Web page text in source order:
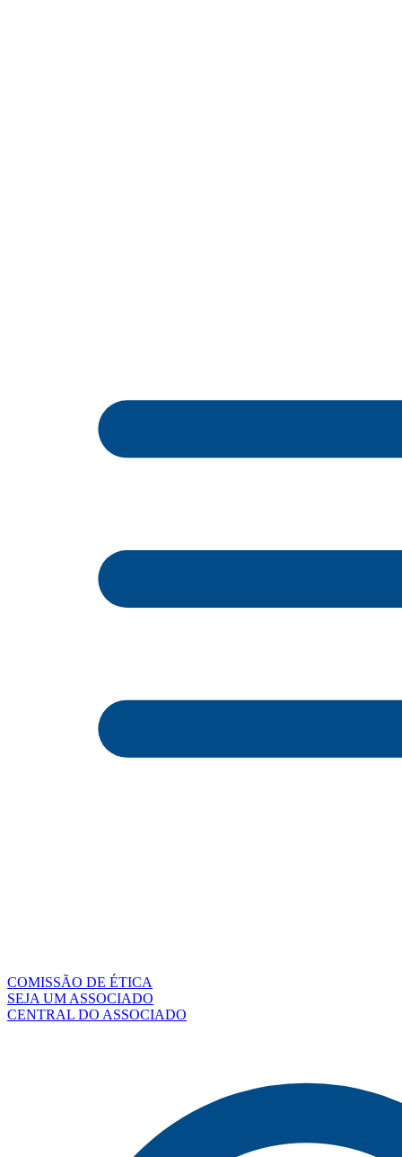
COMISSÃO DE ÉTICA
SEJA UM ASSOCIADO
CENTRAL DO ASSOCIADO